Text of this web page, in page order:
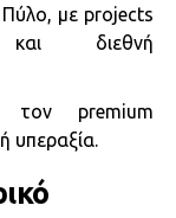
με projects
διεθνή
τον premium
υπεραξία.